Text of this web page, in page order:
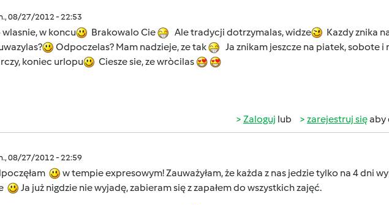
08/27/2012 - 22:53
wlasnie, w koncu
Brakowalo Cie Ale tradycji dotrzymalas, widze
Kazdy znika
Odpoczelas? Mam nadzieje, ze tak
Ja znikam jeszcze na piatek, sobote
koniec urlopu
Ciesze sie, ze wròcilas
Zaloguj lub zarejestruj sięaby
08/27/2012 - 22:59
w tempie expresowym! Zauważyłam, że każda z nas jedzie tylko na 4 dni
Ja już nigdzie nie wyjadę, zabieram się z zapałem do wszystkich zajęć.